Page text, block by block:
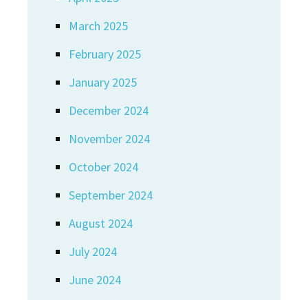
March 2025
February 2025
January 2025
December 2024
November 2024
October 2024
September 2024
August 2024
July 2024
June 2024